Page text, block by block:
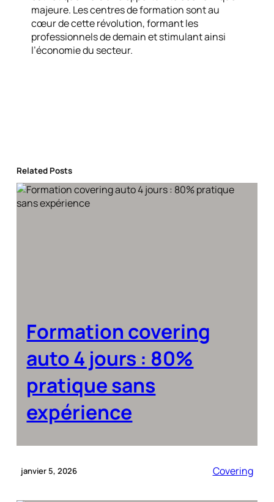
majeure. Les centres de formation sont au
cœur de cette révolution, formant les
professionnels de demain et stimulant ainsi
l’économie du secteur.
Related Posts
Formation covering
auto 4 jours : 80%
pratique sans
expérience
janvier 5, 2026 Covering